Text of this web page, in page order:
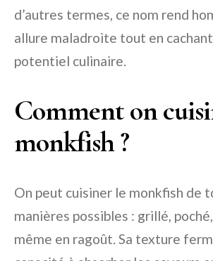
d’autres termes, ce nom rend
allure maladroite tout en
potentiel culinaire.
Comment on
monkfish ?
On peut cuisiner le monkfish de
manières possibles : grillé,
même en ragoût. Sa texture